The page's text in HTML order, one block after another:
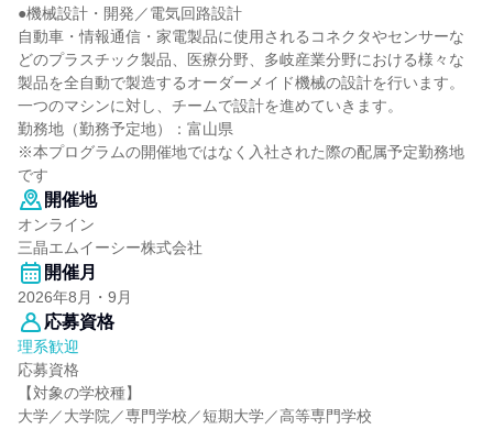
●機械設計・開発／電気回路設計
自動車・情報通信・家電製品に使用されるコネクタやセンサーな
どのプラスチック製品、医療分野、多岐産業分野における様々な
製品を全自動で製造するオーダーメイド機械の設計を行います。
一つのマシンに対し、チームで設計を進めていきます。
勤務地（勤務予定地）：富山県
※本プログラムの開催地ではなく入社された際の配属予定勤務地
です
開催地
オンライン
三晶エムイーシー株式会社
開催月
2026年8月・9月
応募資格
理系歓迎
応募資格
【対象の学校種】
大学／大学院／専門学校／短期大学／高等専門学校